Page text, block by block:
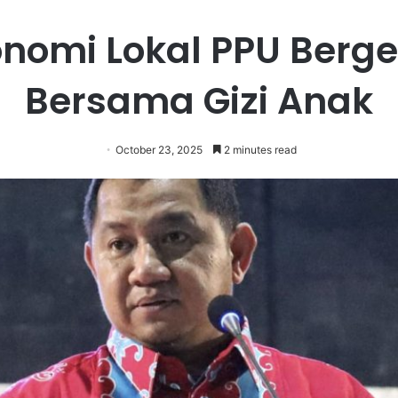
Lokal PPU
Bersama Gizi Anak
October 23, 2025 2 minutes read